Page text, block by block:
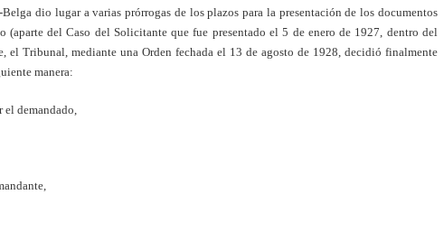
dio lugar a varias prórrogas de los plazos para la presentación de los documentos
(aparte del Caso del Solicitante que fue presentado el 5 de enero de 1927, dentro del
el Tribunal, mediante una Orden fechada el 13 de agosto de 1928, decidió finalmente
manera:
demandado,